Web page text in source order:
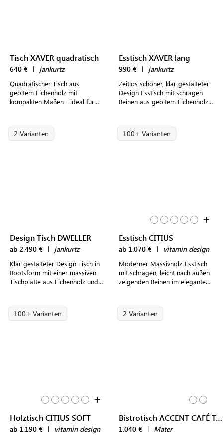
Tisch XAVER quadratisch
640 € | jankurtz
Quadratischer Tisch aus
geöltem Eichenholz mit
kompakten Maßen - ideal für
Essbereiche
Esstisch XAVER lang
990 € | jankurtz
Zeitlos schöner, klar gestalteter
Design Esstisch mit schrägen
Beinen aus geöltem Eichenholz
2 Varianten
Design Tisch DWELLER
ab 2.490 € | jankurtz
Klar gestalteter Design Tisch in
Bootsform mit einer massiven
Tischplatte aus Eichenholz und
100+ Varianten
+
Esstisch CITIUS
ab 1.070 € | vitamin design
Moderner Massivholz-Esstisch
mit schrägen, leicht nach außen
zeigenden Beinen im eleganten
100+ Varianten
+
Holztisch CITIUS SOFT
ab 1.190 € | vitamin design
2 Varianten
Bistrotisch ACCENT CAFÉ TABLE
1.040 € | Mater